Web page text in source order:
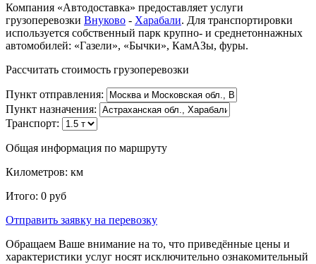
Компания «Автодоставка» предоставляет услуги
грузоперевозки Внуково - Харабали. Для транспортировки
используется собственный парк крупно- и среднетоннажных
автомобилей: «Газели», «Бычки», КамАЗы, фуры.
Рассчитать стоимость грузоперевозки
Пункт отправления:
Пункт назначения:
Транспорт:
Общая информация по маршруту
Километров: км
Итого: 0 руб
Отправить заявку на перевозку
Обращаем Ваше внимание на то, что приведённые цены и
характеристики услуг носят исключительно ознакомительный